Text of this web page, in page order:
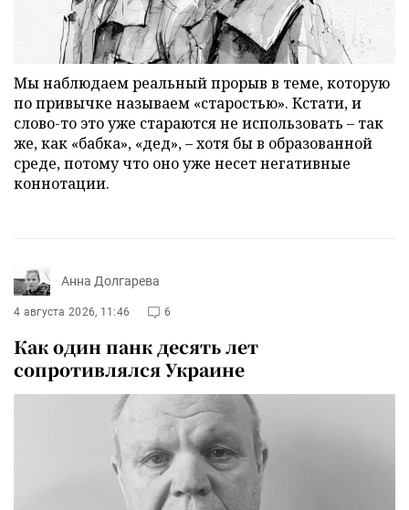
Мы наблюдаем реальный прорыв в теме, которую
по привычке называем «старостью». Кстати, и
слово-то это уже стараются не использовать – так
же, как «бабка», «дед», – хотя бы в образованной
среде, потому что оно уже несет негативные
коннотации.
Анна Долгарева
4 августа 2026, 11:46 6
Как один панк десять лет
сопротивлялся Украине